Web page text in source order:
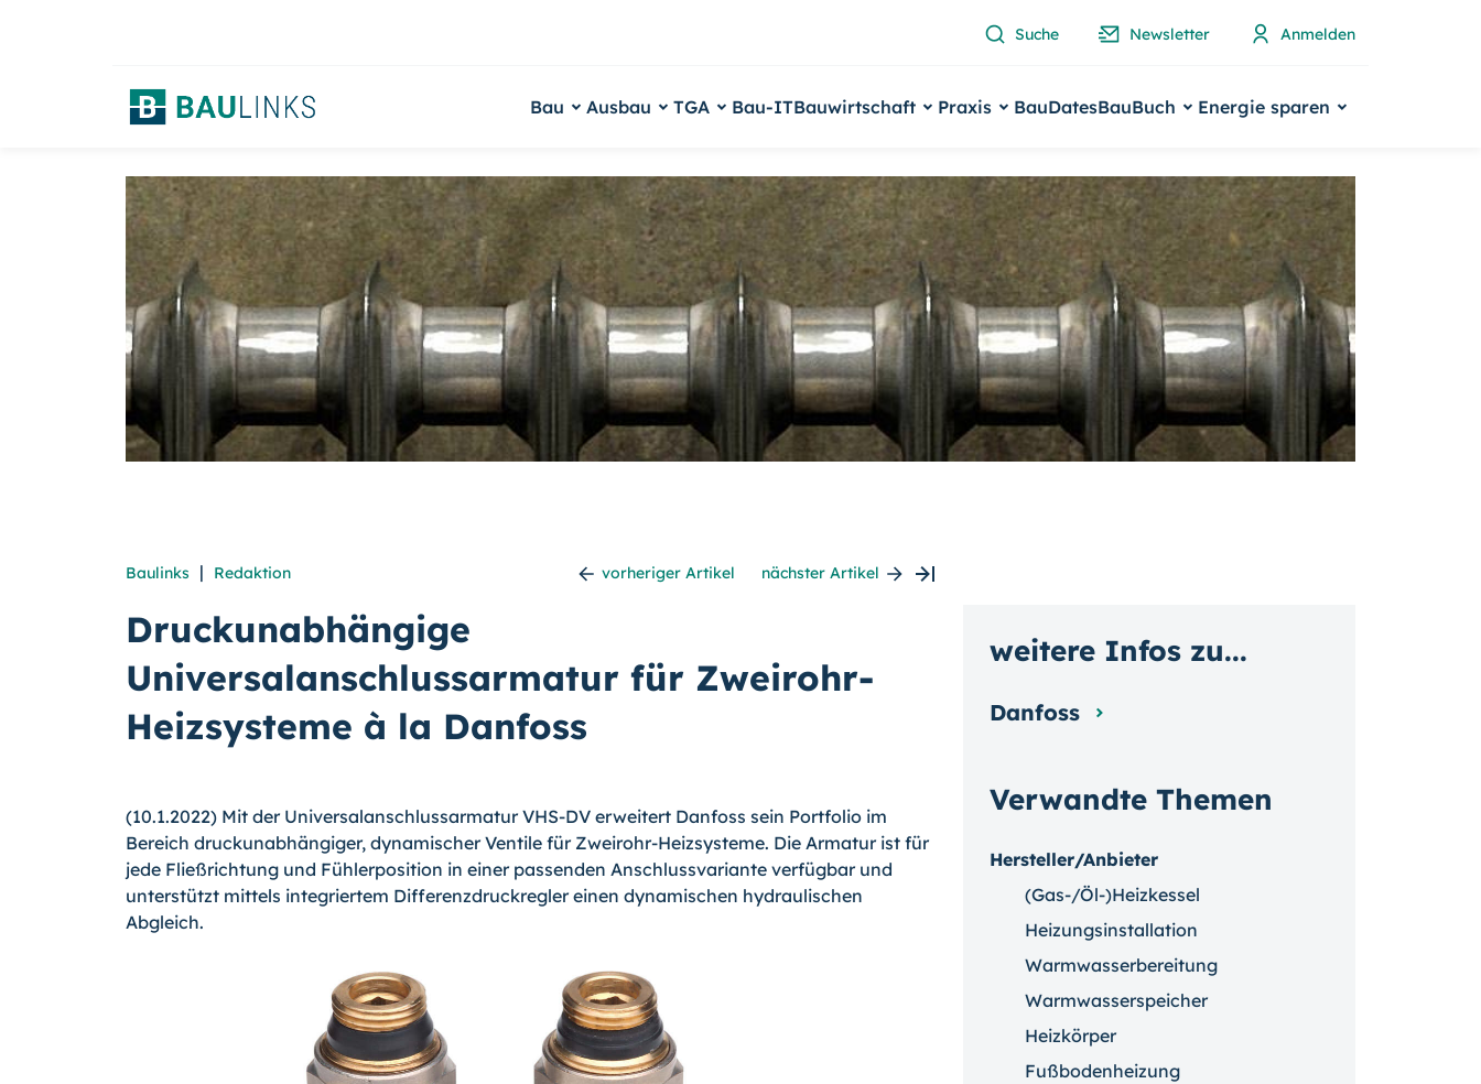
Suche Newsletter Anmelden
Bau Ausbau TGA Bau-ITBauwirtschaft Praxis BauDatesBauBuch Energie sparen
Baulinks | Redaktion vorheriger Artikel nächster Artikel
Druckunabhängige
Universalanschlussarmatur für Zweirohr-
Heizsysteme à la Danfoss
(10.1.2022) Mit der Universalanschlussarmatur VHS-DV erweitert Danfoss sein Portfolio im
Bereich druckunabhängiger, dynamischer Ventile für Zweirohr-Heizsysteme. Die Armatur ist für
jede Fließrichtung und Fühlerposition in einer passenden Anschlussvariante verfügbar und
unterstützt mittels integriertem Differenzdruckregler einen dynamischen hydraulischen
Abgleich.
Verwandte Themen
Hersteller/Anbieter
(Gas-/Öl-)Heizkessel
Heizungsinstallation
Warmwasserbereitung
Warmwasserspeicher
Heizkörper
Fußbodenheizung
weitere Infos zu...
Danfoss